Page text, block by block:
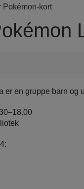
er en gruppe barn og